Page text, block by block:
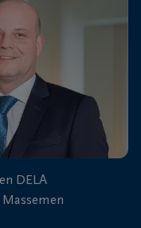
DELA